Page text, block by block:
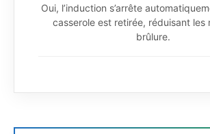
Oui, l’induction s’arrête
casserole est retirée, réduisant les
brûlure.